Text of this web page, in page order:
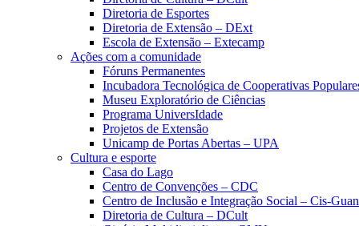
Diretoria de Esportes
Diretoria de Extensão – DExt
Escola de Extensão – Extecamp
Ações com a comunidade
Fóruns Permanentes
Incubadora Tecnológica de Cooperativas
Museu Exploratório de Ciências
Programa UniversIdade
Projetos de Extensão
Unicamp de Portas Abertas – UPA
Cultura e esporte
Casa do Lago
Centro de Convenções – CDC
Centro de Inclusão e Integração Social – Cis-
Diretoria de Cultura – DCult